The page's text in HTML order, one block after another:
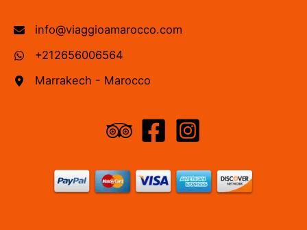
info@viaggioamarocco.com
+212656006564
Marrakech - Marocco